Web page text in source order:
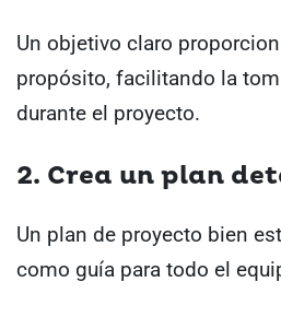
Un objetivo claro
propósito, facilitando la
durante el proyecto.
2. Crea un plan
Un plan de proyecto bien
como guía para todo el